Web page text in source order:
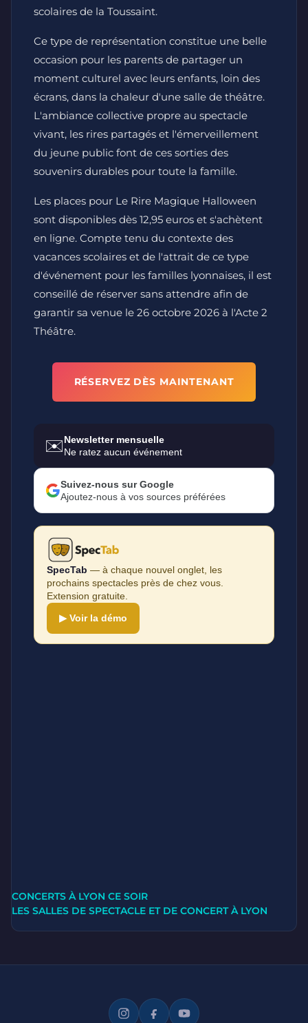
scolaires de la Toussaint.
Ce type de représentation constitue une belle
occasion pour les parents de partager un
moment culturel avec leurs enfants, loin des
écrans, dans la chaleur d'une salle de théâtre.
L'ambiance collective propre au spectacle
vivant, les rires partagés et l'émerveillement
du jeune public font de ces sorties des
souvenirs durables pour toute la famille.
Les places pour Le Rire Magique Halloween
sont disponibles dès 12,95 euros et s'achètent
en ligne. Compte tenu du contexte des
vacances scolaires et de l'attrait de ce type
d'événement pour les familles lyonnaises, il est
conseillé de réserver sans attendre afin de
garantir sa venue le 26 octobre 2026 à l'Acte 2
Théâtre.
RÉSERVEZ DÈS MAINTENANT
✉️Newsletter mensuelle
Ne ratez aucun événement
Suivez-nous sur Google
Ajoutez-nous à vos sources préférées
SpecTab — à chaque nouvel onglet, les
prochains spectacles près de chez vous.
Extension gratuite.
▶ Voir la démo
CONCERTS À LYON CE SOIR
LES SALLES DE SPECTACLE ET DE CONCERT À LYON